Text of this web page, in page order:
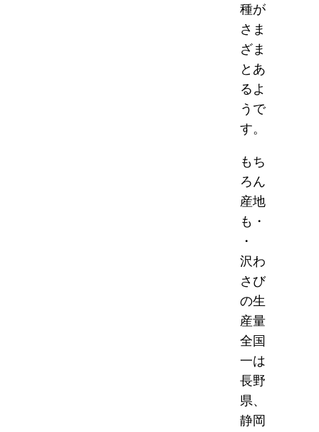
種が
さま
ざま
とあ
るよ
うで
す。
もち
ろん
産地
も・
・
沢わ
さび
の生
産量
全国
一は
長野
県、
静岡